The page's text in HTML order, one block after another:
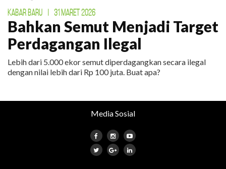
KABAR BARU 31 MARET 2026
Bahkan Semut Menjadi Target
Perdagangan Ilegal
Lebih dari 5.000 ekor semut diperdagangkan secara ilegal
dengan nilai lebih dari Rp 100 juta. Buat apa?
Media Sosial